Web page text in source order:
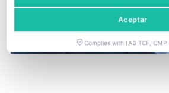
Aceptar
Complies with IAB TCF, CMP